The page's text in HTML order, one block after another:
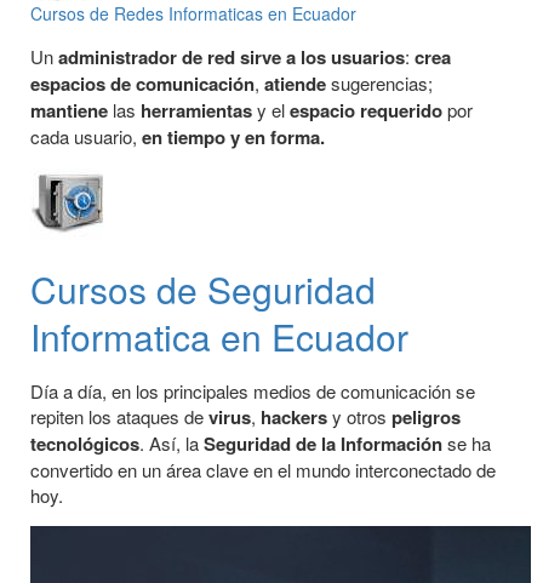
Cursos de Redes Informaticas en Ecuador
Unadministrador de red sirve a los usuarios: crea
espacios de comunicación, atiendesugerencias;
mantiene las herramientasy elespacio requeridopor
cada usuario, en tiempo y en forma.
Cursos de Seguridad
Informatica en Ecuador
Día a día, en los principales medios de comunicación se
repiten los ataques devirus, hackersy otros peligros
tecnológicos. Así, laSeguridad de la Informaciónse ha
convertido en un área clave en el mundo interconectado de
hoy.